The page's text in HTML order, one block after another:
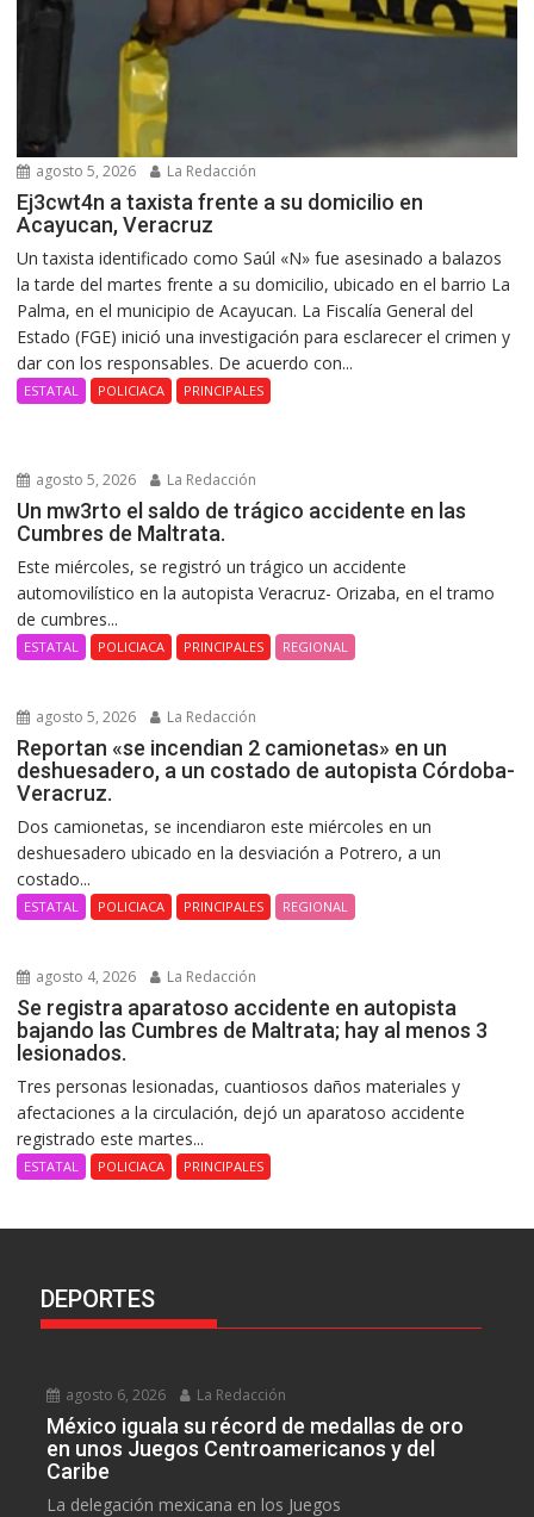
agosto 5, 2026 La Redacción
Ej3cwt4n a taxista frente a su domicilio en
Acayucan, Veracruz
Un taxista identificado como Saúl «N» fue asesinado a balazos
la tarde del martes frente a su domicilio, ubicado en el barrio La
Palma, en el municipio de Acayucan. La Fiscalía General del
Estado (FGE) inició una investigación para esclarecer el crimen y
dar con los responsables. De acuerdo con...
ESTATAL POLICIACA PRINCIPALES
agosto 5, 2026 La Redacción
Un mw3rto el saldo de trágico accidente en las
Cumbres de Maltrata.
Este miércoles, se registró un trágico un accidente
automovilístico en la autopista Veracruz- Orizaba, en el tramo
de cumbres...
ESTATAL POLICIACA PRINCIPALES REGIONAL
agosto 5, 2026 La Redacción
Reportan «se incendian 2 camionetas» en un
deshuesadero, a un costado de autopista Córdoba-
Veracruz.
Dos camionetas, se incendiaron este miércoles en un
deshuesadero ubicado en la desviación a Potrero, a un
costado...
ESTATAL POLICIACA PRINCIPALES REGIONAL
agosto 4, 2026 La Redacción
Se registra aparatoso accidente en autopista
bajando las Cumbres de Maltrata; hay al menos 3
lesionados.
Tres personas lesionadas, cuantiosos daños materiales y
afectaciones a la circulación, dejó un aparatoso accidente
registrado este martes...
ESTATAL POLICIACA PRINCIPALES
DEPORTES
agosto 6, 2026 La Redacción
México iguala su récord de medallas de oro
en unos Juegos Centroamericanos y del
Caribe
La delegación mexicana en los Juegos